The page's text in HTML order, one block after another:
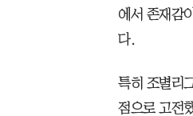
에서 존재감
다.
특히 조별리
점으로 고전